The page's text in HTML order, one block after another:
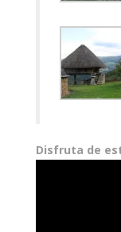
Disfruta de